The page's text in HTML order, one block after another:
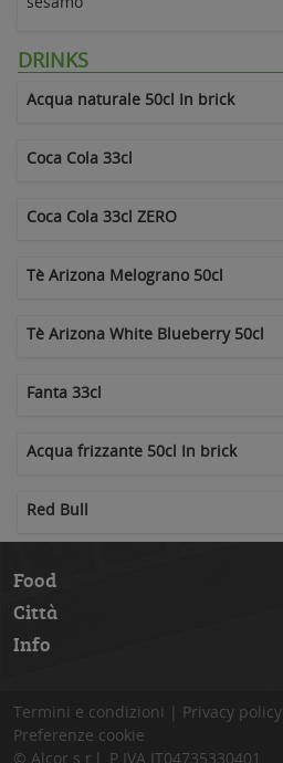
DRINKS
Acqua naturale 50cl In brick
Coca Cola 33cl
Coca Cola 33cl ZERO
Tè Arizona Melograno 50cl
Tè Arizona White Blueberry 50cl
Fanta 33cl
Acqua frizzante 50cl In brick
Red Bull
Food
Città
Info
Termini e condizioni | Privacy policy
Preferenze cookie
© Alcor s.r.l. P.IVA IT04735330401